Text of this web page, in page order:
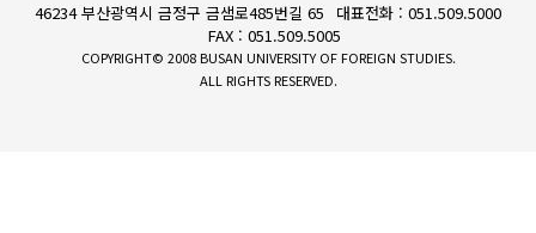
46234 부산광역시 금정구 금샘로485번길 65
대표전화 : 051.509.5000
FAX : 051.509.5005
COPYRIGHT© 2008 BUSAN UNIVERSITY OF FOREIGN STUDIES.
ALL RIGHTS RESERVED.